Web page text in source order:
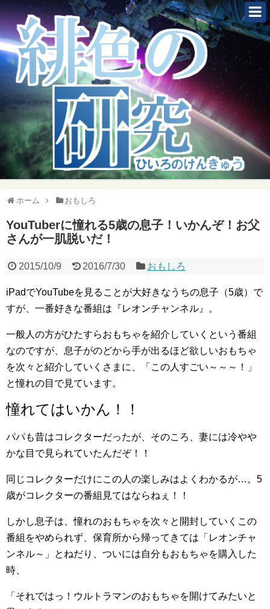
ホーム おもしろ
YouTuberに憧れる5歳の息子！いかんぞ！お父
さんが一肌脱いだ！
2015/10/9 2016/7/30 おもしろ
iPadでYouTubeを見ることが大好きなうちの息子（5歳）で
すが、一番好きな番組は『レオンチャンネル』。
一般人の方がひたすらおもちゃを紹介していくという番組
なのですが、息子がのどから手が出るほど欲しいおもちゃ
を次々と紹介していくさまに、「この人すごい～～～！」
と憧れの目で見ています。
憧れてはいかん！！
パパも昔はコレクターだったが、そのころ、妻には冷やや
かな目で見られていたんだぞ！！
同じコレクターだけにこの人の楽しみはよくわかるが…。5
歳がコレクターの番組見てはならねぇ！！
しかし息子は、憧れのおもちゃを次々と開封していくこの
番組をやめられず、保育所から帰ってきては「レオンチャ
ンネル～」とねだり、ついには自分もおもちゃを購入した
時、
「それではっ！ウルトラマンのおもちゃを開けてみたいと